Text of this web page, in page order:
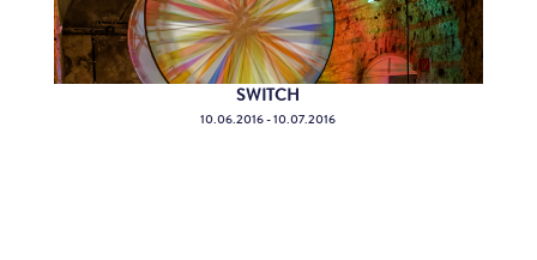
SWITCH
10.06.2016 - 10.07.2016